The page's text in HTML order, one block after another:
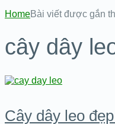
HomeBài viết được gắn
cây dây
Cây dây leo